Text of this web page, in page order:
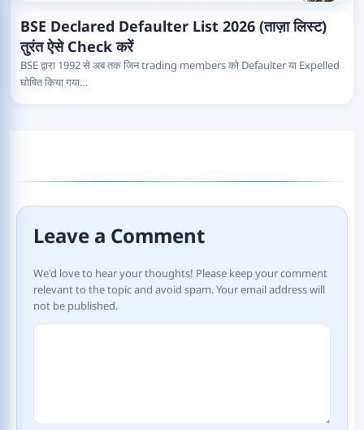
BSE Declared Defaulter List 2026 (ताज़ा लिस्ट)
तुरंत ऐसे Check करें
BSE द्वारा 1992 से अब तक जिन trading members को Defaulter या Expelled
घोषित किया गया…
Leave a Comment
We'd love to hear your thoughts! Please keep your comment
relevant to the topic and avoid spam. Your email address will
not be published.
Comment